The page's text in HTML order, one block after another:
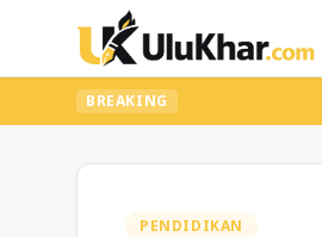
BREAKING
PENDIDIKAN